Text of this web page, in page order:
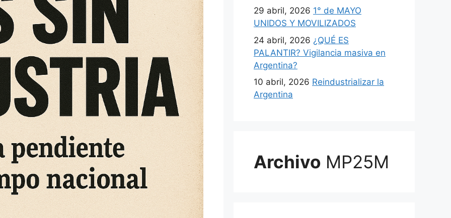
29 abril, 2026 1° de MAYO
UNIDOS Y MOVILIZADOS
24 abril, 2026 ¿QUÉ ES
PALANTIR? Vigilancia masiva en
Argentina?
10 abril, 2026 Reindustrializar la
Argentina
Archivo MP25M